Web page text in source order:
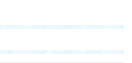
fueron revisadas a profundidad por